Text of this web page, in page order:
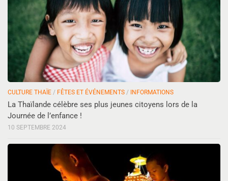
CULTURE THAÏE / FÊTES ET ÉVÉNEMENTS / INFORMATIONS
La Thaïlande célèbre ses plus jeunes citoyens lors de la
Journée de l’enfance !
10 SEPTEMBRE 2024